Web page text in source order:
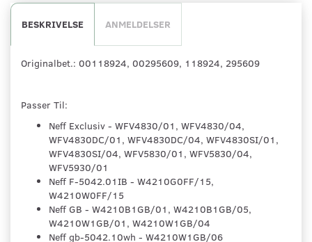
BESKRIVELSE ANMELDELSER
Originalbet.: 00118924, 00295609, 118924, 295609
Passer Til:
Neff Exclusiv - WFV4830/01, WFV4830/04,
WFV4830DC/01, WFV4830DC/04, WFV4830SI/01,
WFV4830SI/04, WFV5830/01, WFV5830/04,
WFV5930/01
Neff F-5042.01IB - W4210G0FF/15,
W4210W0FF/15
Neff GB - W4210B1GB/01, W4210B1GB/05,
W4210W1GB/01, W4210W1GB/04
Neff gb-5042.10wh - W4210W1GB/06